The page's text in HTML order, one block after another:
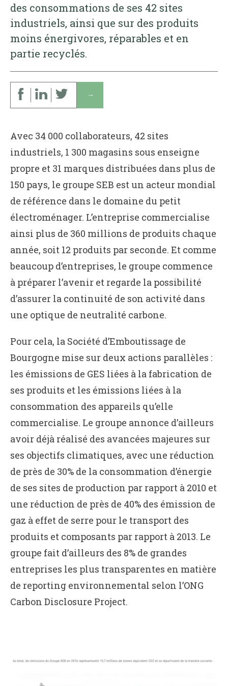
des consommations de ses 42 sites
industriels, ainsi que sur des produits
moins énergivores, réparables et en
partie recyclés.
↓
Avec 34 000 collaborateurs, 42 sites
industriels, 1 300 magasins sous enseigne
propre et 31 marques distribuées dans plus de
150 pays, le groupe SEB est un acteur mondial
de référence dans le domaine du petit
électroménager. L’entreprise commercialise
ainsi plus de 360 millions de produits chaque
année, soit 12 produits par seconde. Et comme
beaucoup d’entreprises, le groupe commence
à préparer l’avenir et regarde la possibilité
d’assurer la continuité de son activité dans
une optique de neutralité carbone.
Pour cela, la Société d’Emboutissage de
Bourgogne mise sur deux actions parallèles :
les émissions de GES liées à la fabrication de
ses produits et les émissions liées à la
consommation des appareils qu’elle
commercialise. Le groupe annonce d’ailleurs
avoir déjà réalisé des avancées majeures sur
ses objectifs climatiques, avec une réduction
de près de 30% de la consommation d’énergie
de ses sites de production par rapport à 2010 et
une réduction de près de 40% des émission de
gaz à effet de serre pour le transport des
produits et composants par rapport à 2013. Le
groupe fait d’ailleurs des 8% de grandes
entreprises les plus transparentes en matière
de reporting environnemental selon l’ONG
Carbon Disclosure Project.